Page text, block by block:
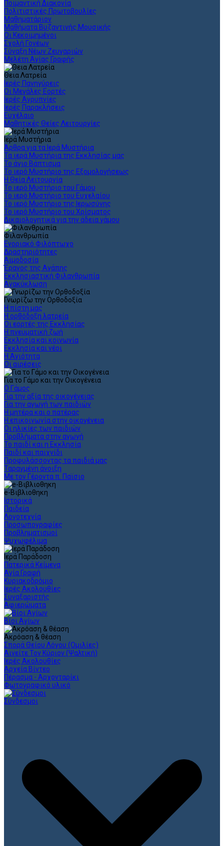
Ποιμαντική Διακονία
Πολιτιστικές Πρωτοβουλίες
Μαθηματάριον
Μαθήματα Βυζαντινής Μουσικής
Οι Κεκοιμημένοι
Σχολή Γονέων
Σύναξη Νέων Ζευγαριών
Μελέτη Αγίας Γραφής
Θεια Λατρεία
Ιερές Πανηγύρεις
Οι Μεγάλες Εορτές
Ιερές Αγρυπνίες
Ιερές Παρακλήσεις
Ευχέλαιο
Μαθητικές Θείες Λειτουργίες
Ιερά Μυστήρια
Άρθρα για τα Ιερά Μυστήρια
Τα ιερά Μυστήρια της Εκκλησίας μας
Το άγιο Βάπτισμα
Το ιερό Μυστήριο της Εξομολογήσεως
Η Θεία Λειτουργία
Το ιερό Μυστήριο του Γάμου
Το ιερό Μυστήριο του Ευχελαίου
Το ιερό Μυστήριο της Ιερωσύνης
Το ιερό Μυστήριο του Χρίσματος
Δικαιολογητικά για την άδεια γάμου
Φιλανθρωπία
Ενοριακό Φιλόπτωχο
Δραστηριότητες
Αιμοδοσία
Έρανος της Αγάπης
Εκκλησιαστική Φιλανθρωπία
Ανακύκλωση
Γνωρίζω την Ορθοδοξία
Η πίστη μας
Η ορθόδοξη λατρεία
Οι εορτές της Εκκλησίας
Η πνευματική ζωή
Εκκλησία και κοινωνία
Εκκλησία και νέοι
Η Αγιότητα
Οι αιρέσεις
Για το Γάμο και την Οικογένεια
Ο Γάμος
Για την αξία της οικογένειας
Για την αγωγή των παιδιών
Η μητέρα και ο πατέρας
Η επικοινωνία στην οικογένεια
Οι ηλικίες των παιδιών
Προβλήματα στην αγωγή
Το παιδί και η Εκκλησία
Παιδί και παιχνίδι
Προφυλάσσοντας τα παιδιά μας
Ταραγμένη άνοιξη
Με τον Γέροντα π. Παϊσιο
e-Βιβλιοθηκη
Ιστορικά
Παιδεία
Λογοτεχνία
Προσωπογραφίες
Προβληματισμοί
Ψυχωφέλιμα
Ιερά Παράδοση
Πατερικά Κείμενα
Αγία Γραφή
Κυριακοδρόμιο
Ιερές Ακολουθίες
Συναξαριστής
Αφιερώματα
Βίοι Αγίων
Ακρόαση & θέαση
Σπορά Θείου Λόγου (Ομιλίες)
Αινείτε Τον Κύριον (Ψαλτική)
Ιερές Ακολουθίες
Αρχεία Βίντεο
Πέρασμα - Αρχονταρίκι
Φωτογραφικό υλικό
Σύνδεσμοι